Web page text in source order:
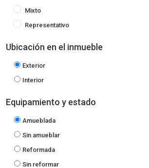
Mixto
Representativo
Ubicación en el inmueble
Exterior
Interior
Equipamiento y estado
Amueblada
Sin amueblar
Reformada
Sin reformar